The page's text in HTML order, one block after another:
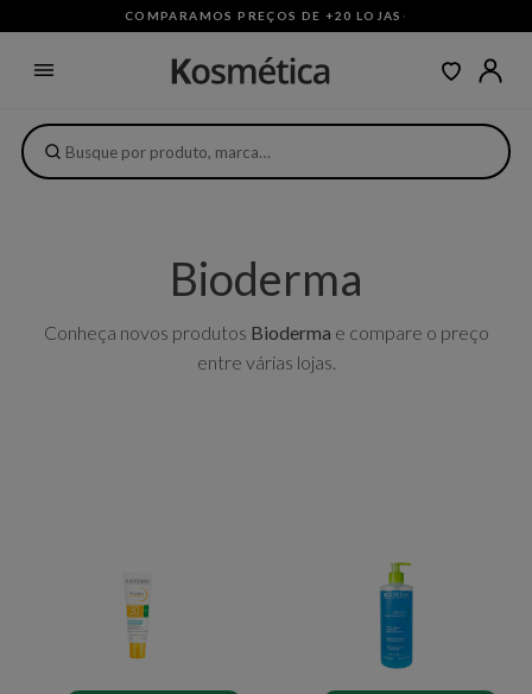
COMPARAMOS PREÇOS DE +20 LOJAS ·
Bioderma
Conheça novos produtos Bioderma e compare o preço
entre várias lojas.